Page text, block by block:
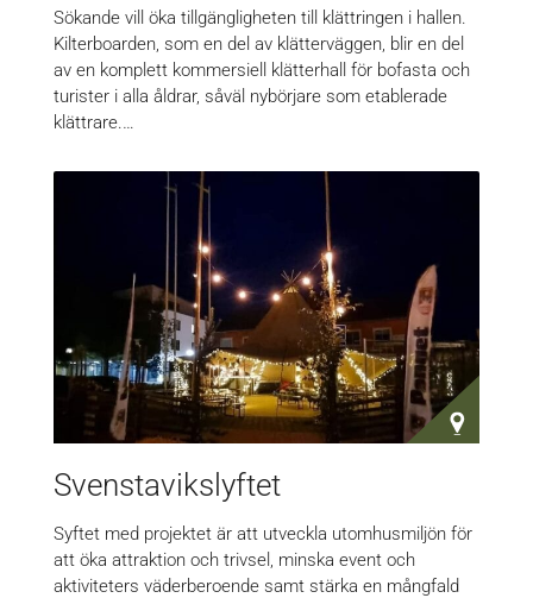
Sökande vill öka tillgängligheten till klättringen i hallen.
Kilterboarden, som en del av klätterväggen, blir en del
av en komplett kommersiell klätterhall för bofasta och
turister i alla åldrar, såväl nybörjare som etablerade
klättrare.…
Svenstavikslyftet
Syftet med projektet är att utveckla utomhusmiljön för
att öka attraktion och trivsel, minska event och
aktiviteters väderberoende samt stärka en mångfald